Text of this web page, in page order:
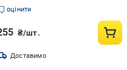
оцінити
₴/шт.
Доставимо